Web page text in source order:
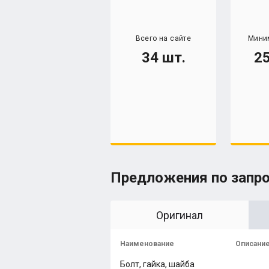
Всего на сайте
34 шт.
Предложения по
Оригинал
Наименование Описание
Болт, гайка, шайба